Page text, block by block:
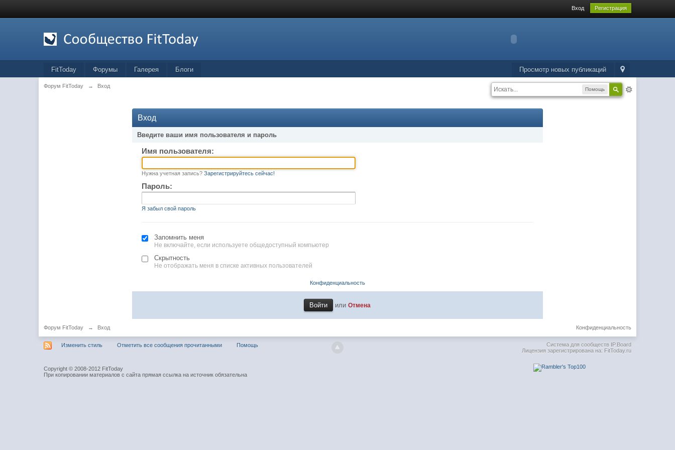
Вход Регистрация
Просмотр новых публикаций
FitToday Форумы Галерея Блоги
Форум FitToday → Вход
Помощь
Вход
Введите ваши имя пользователя и пароль
Имя пользователя:
Нужна учетная запись? Зарегистрируйтесь сейчас!
Пароль:
Я забыл свой пароль
Запомнить меня
Не включайте, если используете общедоступный компьютер
Скрытность
Не отображать меня в списке активных пользователей
Конфиденциальность
илиОтмена
Форум FitToday → Вход Конфиденциальность
Изменить стиль Отметить все сообщения прочитанными Помощь Система для сообществ IP.Board
Лицензия зарегистрирована на: FitToday.ru
Copyright © 2008-2012 FitToday
При копировании материалов с сайта прямая ссылка на источник обязательна